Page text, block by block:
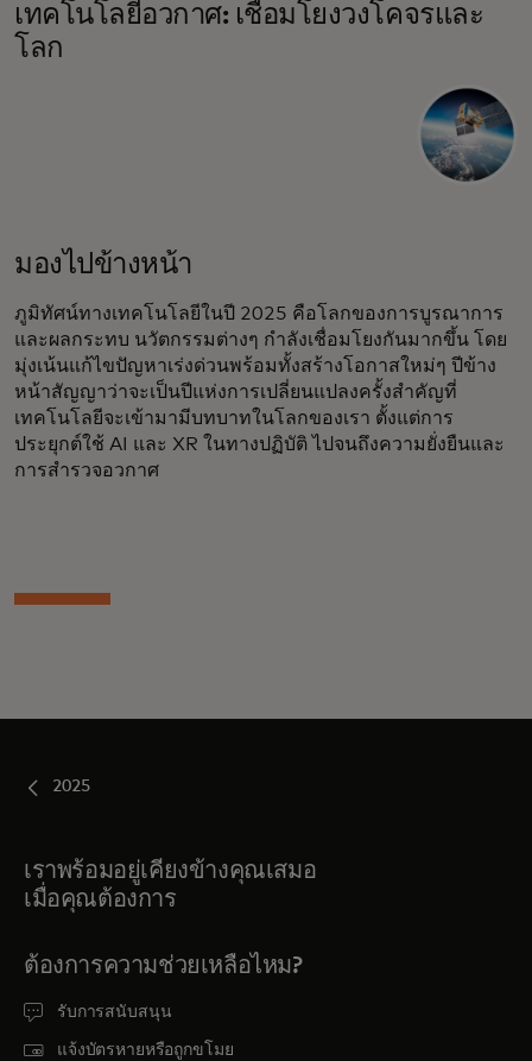
เทคโนโลยีอวกาศ: เชื่อมโยงวงโคจรและ
โลก
มองไปข้างหน้า
ภูมิทัศน์ทางเทคโนโลยีในปี 2025 คือโลกของการบูรณาการ
และผลกระทบ นวัตกรรมต่างๆ กำลังเชื่อมโยงกันมากขึ้น โดย
มุ่งเน้นแก้ไขปัญหาเร่งด่วนพร้อมทั้งสร้างโอกาสใหม่ๆ ปีข้าง
หน้าสัญญาว่าจะเป็นปีแห่งการเปลี่ยนแปลงครั้งสำคัญที่
เทคโนโลยีจะเข้ามามีบทบาทในโลกของเรา ตั้งแต่การ
ประยุกต์ใช้ AI และ XR ในทางปฏิบัติ ไปจนถึงความยั่งยืนและ
การสำรวจอวกาศ
2025
เราพร้อมอยู่เคียงข้างคุณเสมอ
เมื่อคุณต้องการ
ต้องการความช่วยเหลือไหม?
รับการสนับสนุน
แจ้งบัตรหายหรือถูกขโมย